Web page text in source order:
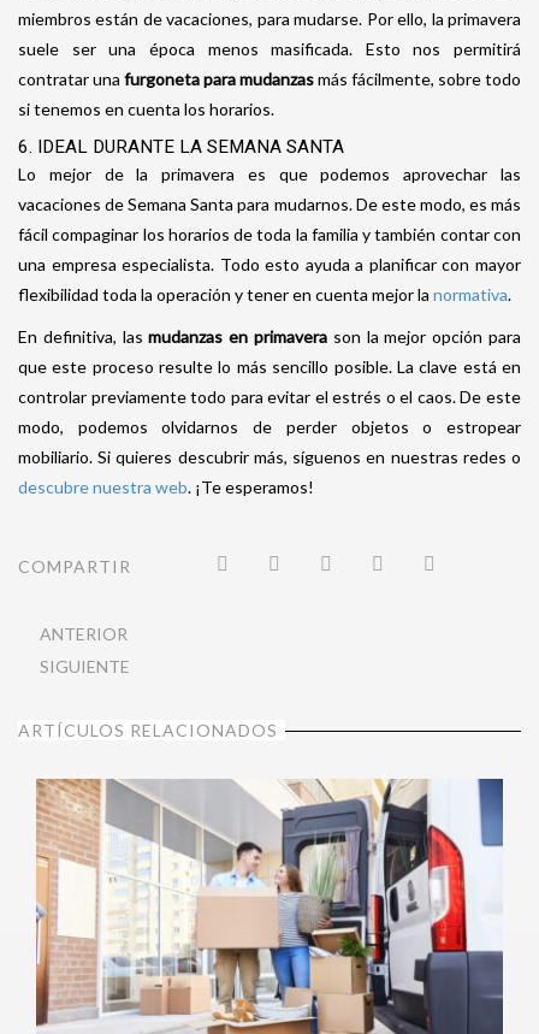
miembros están de vacaciones, para mudarse. Por ello, la primavera
suele ser una época menos masificada. Esto nos permitirá
contratar una furgoneta para mudanzasmás fácilmente, sobre todo
si tenemos en cuenta los horarios.
6. IDEAL DURANTE LA SEMANA SANTA
Lo mejor de la primavera es que podemos aprovechar las
vacaciones de Semana Santa para mudarnos. De este modo, es más
fácil compaginar los horarios de toda la familia y también contar con
una empresa especialista. Todo esto ayuda a planificar con mayor
flexibilidad toda la operación y tener en cuenta mejor la normativa.
En definitiva, lasmudanzas en primavera son la mejor opción para
que este proceso resulte lo más sencillo posible. La clave está en
controlar previamente todo para evitar el estrés o el caos. De este
modo, podemos olvidarnos de perder objetos o estropear
mobiliario. Si quieres descubrir más, síguenos en nuestras redes o
descubre nuestra web. ¡Te esperamos!
COMPARTIR
ANTERIOR
SIGUIENTE
ARTÍCULOS RELACIONADOS